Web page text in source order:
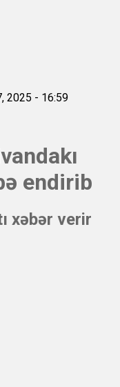
2025 - 16:59
endirib
xəbər verir